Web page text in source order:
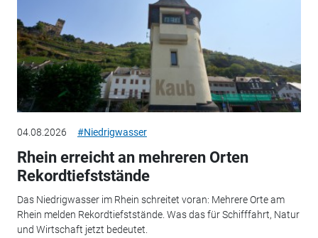
04.08.2026 #Niedrigwasser
Rhein erreicht an mehreren Orten
Rekordtiefststände
Das Niedrigwasser im Rhein schreitet voran: Mehrere Orte am
Rhein melden Rekordtiefststände. Was das für Schifffahrt, Natur
und Wirtschaft jetzt bedeutet.